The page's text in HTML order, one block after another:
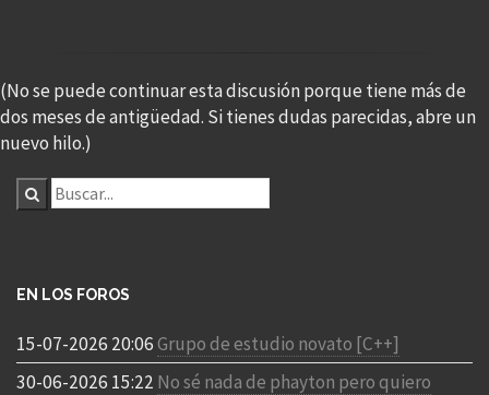
(No se puede continuar esta discusión porque tiene más de
dos meses de antigüedad. Si tienes dudas parecidas, abre un
nuevo hilo.)
EN LOS FOROS
15-07-2026 20:06Grupo de estudio novato [C++]
30-06-2026 15:22 No sé nada de phayton pero quiero